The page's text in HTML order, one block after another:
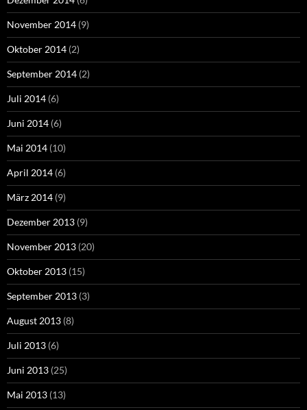
November 2014 (9)
Oktober 2014 (2)
September 2014 (2)
Juli 2014 (6)
Juni 2014 (6)
Mai 2014 (10)
April 2014 (6)
März 2014 (9)
Dezember 2013 (9)
November 2013 (20)
Oktober 2013 (15)
September 2013 (3)
August 2013 (8)
Juli 2013 (6)
Juni 2013 (25)
Mai 2013 (13)